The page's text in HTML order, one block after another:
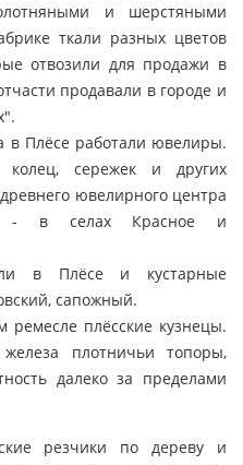
и шерстяными
ткали разных цветов
отвозили для продажи в
продавали в городе и
в Плёсе работали ювелиры.
сережек и других
ювелирного центра
- в селах Красное и
в Плёсе и кустарные
сапожный.
ремесле плёсские кузнецы.
плотничьи топоры,
далеко за пределами
резчики по дереву и